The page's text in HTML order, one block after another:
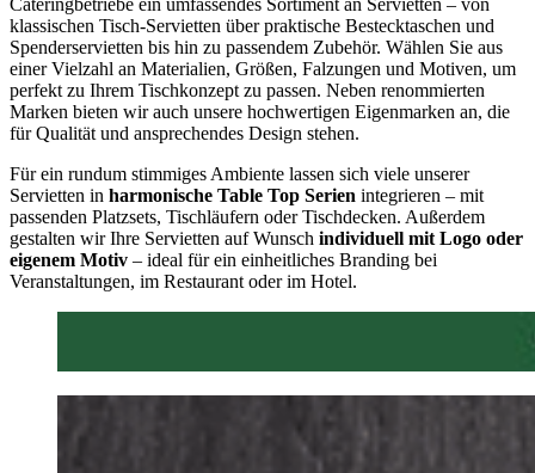
klassischen Tisch-Servietten über praktische Bestecktaschen und
Spenderservietten bis hin zu passendem Zubehör. Wählen Sie aus
einer Vielzahl an Materialien, Größen, Falzungen und Motiven, um
perfekt zu Ihrem Tischkonzept zu passen. Neben renommierten
Marken bieten wir auch unsere hochwertigen Eigenmarken an, die
für Qualität und ansprechendes Design stehen.
Für ein rundum stimmiges Ambiente lassen sich viele unserer
Servietten in harmonische Table Top Serien integrieren – mit
passenden Platzsets, Tischläufern oder Tischdecken. Außerdem
gestalten wir Ihre Servietten auf Wunsch individuell mit Logo oder
eigenem Motiv – ideal für ein einheitliches Branding bei
Veranstaltungen, im Restaurant oder im Hotel.